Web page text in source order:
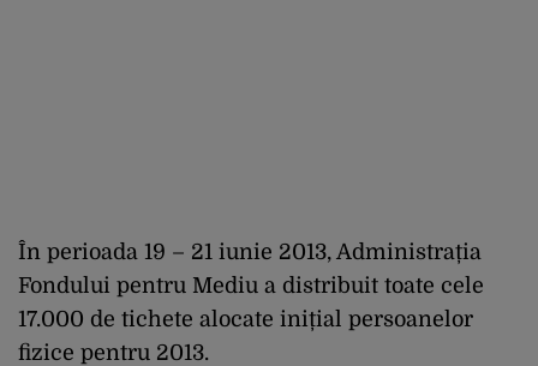
În perioada 19 – 21 iunie 2013, Administrația
Fondului pentru Mediu a distribuit toate cele
17.000 de tichete alocate inițial persoanelor
fizice pentru 2013.